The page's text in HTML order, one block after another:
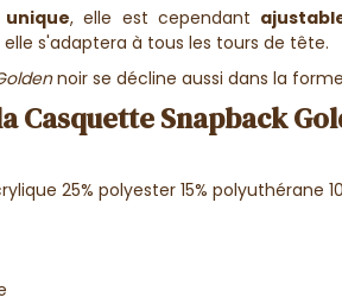
, elle est cependant
elle s'adaptera à tous les tours de tête.
noir se décline aussi dans la
Casquette Snapback
25% polyester 15% polyuthérane